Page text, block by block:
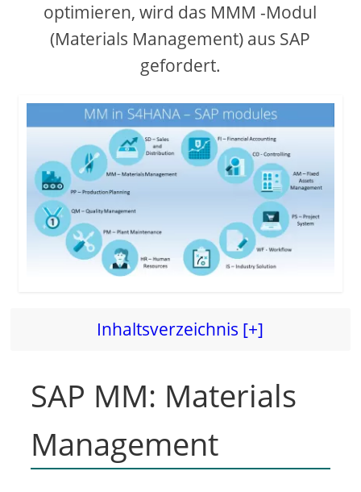
o
optimieren, wird das MMM -Modul
(Materials Management) aus SAP
gefordert.
Inhaltsverzeichnis [+]
SAP MM: Materials
Management